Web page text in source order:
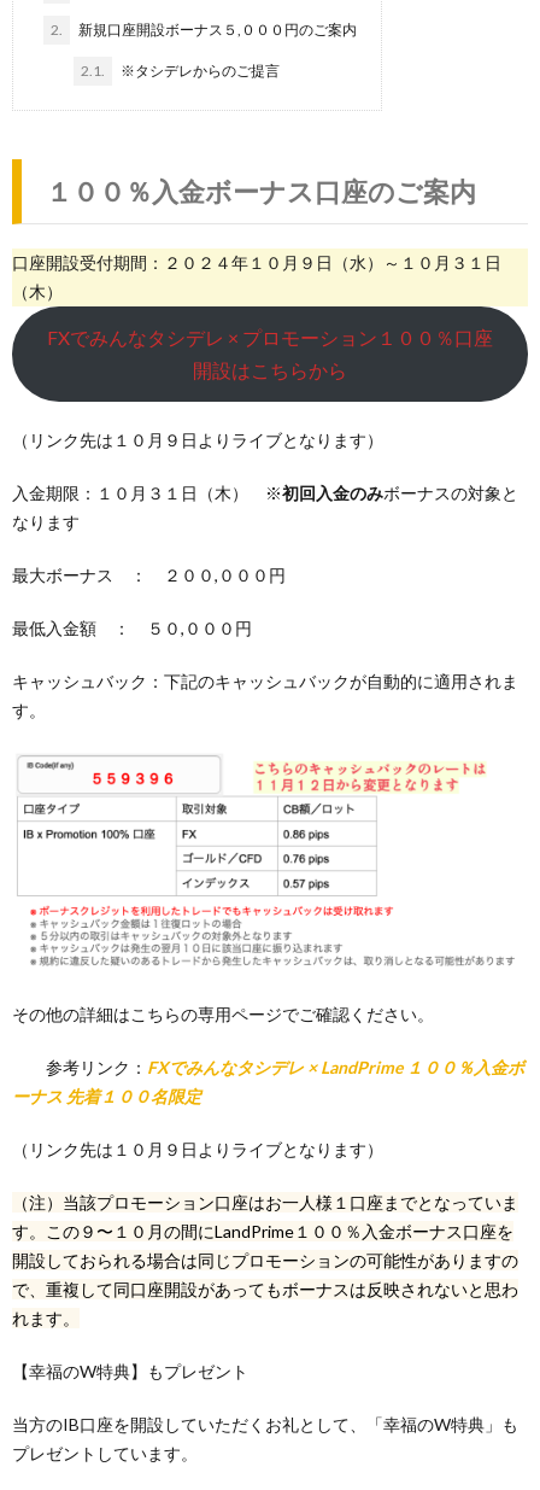
2. 新規口座開設ボーナス５,０００円のご案内
2.1. ※タシデレからのご提言
１００％入金ボーナス口座のご案内
口座開設受付期間：２０２４年１０月９日（水）～１０月３１日
（木）
FXでみんなタシデレ × プロモーション１００％口座
開設はこちらから
（リンク先は１０月９日よりライブとなります）
入金期限：１０月３１日（木） ※初回入金のみボーナスの対象と
なります
最大ボーナス ： ２００,０００円
最低入金額 ： ５０,０００円
キャッシュバック：下記のキャッシュバックが自動的に適用されま
す。
その他の詳細はこちらの専用ページでご確認ください。
参考リンク： FXでみんなタシデレ × LandPrime １００％入金ボ
ーナス 先着１００名限定
（リンク先は１０月９日よりライブとなります）
（注）当該プロモーション口座はお一人様１口座までとなっていま
す。この９〜１０月の間にLandPrime１００％入金ボーナス口座を
開設しておられる場合は同じプロモーションの可能性がありますの
で、重複して同口座開設があってもボーナスは反映されないと思わ
れます。
【幸福のW特典】もプレゼント
当方のIB口座を開設していただくお礼として、「幸福のW特典」も
プレゼントしています。